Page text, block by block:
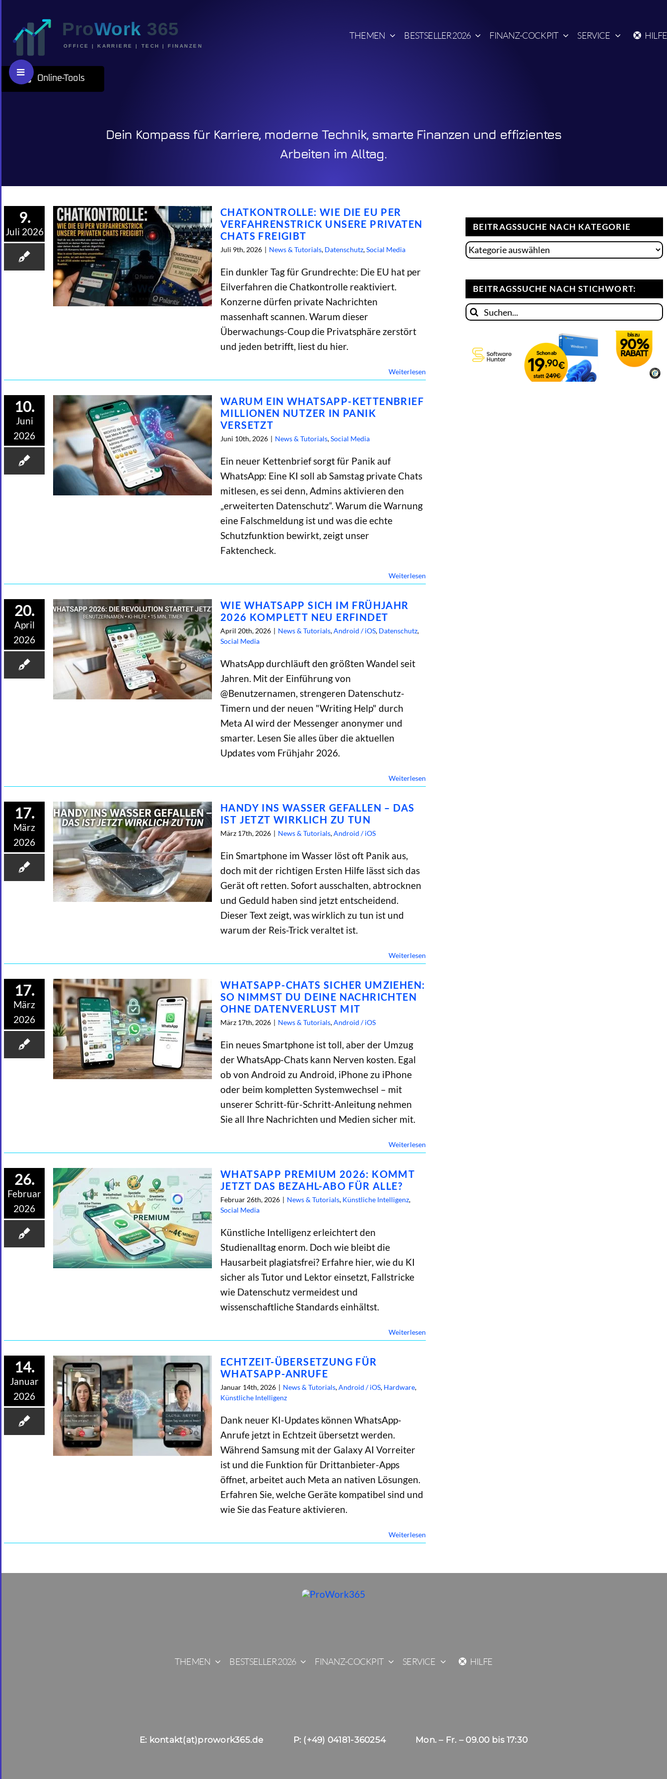
content
THEMEN BESTSELLER 2026 FINANZ-COCKPIT SERVICE HILFE
Online-Tools
Dein Kompass für Karriere, moderne Technik, smarte Finanzen und effizientes
Arbeiten im Alltag.
9.
Juli 2026
CHATKONTROLLE: WIE DIE EU PER
VERFAHRENSTRICK UNSERE PRIVATEN
CHATS FREIGIBT
Juli 9th, 2026 | News & Tutorials, Datenschutz,Social Media
Ein dunkler Tag für Grundrechte: Die EU hat per
Eilverfahren die Chatkontrolle reaktiviert.
Konzerne dürfen private Nachrichten
massenhaft scannen. Warum dieser
Überwachungs-Coup die Privatsphäre zerstört
und jeden betrifft, liest du hier.
Weiterlesen
10.
Juni
2026
WARUM EIN WHATSAPP-KETTENBRIEF
MILLIONEN NUTZER IN PANIK
VERSETZT
Juni 10th, 2026 | News & Tutorials,Social Media
Ein neuer Kettenbrief sorgt für Panik auf
WhatsApp: Eine KI soll ab Samstag private Chats
mitlesen, es sei denn, Admins aktivieren den
„erweiterten Datenschutz“. Warum die Warnung
eine Falschmeldung ist und was die echte
Schutzfunktion bewirkt, zeigt unser
Faktencheck.
Weiterlesen
20.
April
2026
WIE WHATSAPP SICH IM FRÜHJAHR
2026 KOMPLETT NEU ERFINDET
April 20th, 2026 | News & Tutorials,Android / iOS, Datenschutz,
Social Media
WhatsApp durchläuft den größten Wandel seit
Jahren. Mit der Einführung von
@Benutzernamen, strengeren Datenschutz-
Timern und der neuen "Writing Help" durch
Meta AI wird der Messenger anonymer und
smarter. Lesen Sie alles über die aktuellen
Updates vom Frühjahr 2026.
Weiterlesen
17.
März
2026
HANDY INS WASSER GEFALLEN – DAS
IST JETZT WIRKLICH ZU TUN
März 17th, 2026 | News & Tutorials,Android / iOS
Ein Smartphone im Wasser löst oft Panik aus,
doch mit der richtigen Ersten Hilfe lässt sich das
Gerät oft retten. Sofort ausschalten, abtrocknen
und Geduld haben sind jetzt entscheidend.
Dieser Text zeigt, was wirklich zu tun ist und
warum der Reis-Trick veraltet ist.
Weiterlesen
17.
März
2026
WHATSAPP-CHATS SICHER UMZIEHEN:
SO NIMMST DU DEINE NACHRICHTEN
OHNE DATENVERLUST MIT
März 17th, 2026 | News & Tutorials,Android / iOS
Ein neues Smartphone ist toll, aber der Umzug
der WhatsApp-Chats kann Nerven kosten. Egal
ob von Android zu Android, iPhone zu iPhone
oder beim kompletten Systemwechsel – mit
unserer Schritt-für-Schritt-Anleitung nehmen
Sie all Ihre Nachrichten und Medien sicher mit.
Weiterlesen
26.
Februar
2026
WHATSAPP PREMIUM 2026: KOMMT
JETZT DAS BEZAHL-ABO FÜR ALLE?
Februar 26th, 2026 | News & Tutorials, Künstliche Intelligenz,
Social Media
Künstliche Intelligenz erleichtert den
Studienalltag enorm. Doch wie bleibt die
Hausarbeit plagiatsfrei? Erfahre hier, wie du KI
sicher als Tutor und Lektor einsetzt, Fallstricke
wie Datenschutz vermeidest und
wissenschaftliche Standards einhältst.
Weiterlesen
14.
Januar
2026
ECHTZEIT-ÜBERSETZUNG FÜR
WHATSAPP-ANRUFE
Januar 14th, 2026 | News & Tutorials,Android / iOS, Hardware,
Künstliche Intelligenz
Dank neuer KI-Updates können WhatsApp-
Anrufe jetzt in Echtzeit übersetzt werden.
Während Samsung mit der Galaxy AI Vorreiter
ist und die Funktion für Drittanbieter-Apps
öffnet, arbeitet auch Meta an nativen Lösungen.
Erfahren Sie, welche Geräte kompatibel sind und
wie Sie das Feature aktivieren.
Weiterlesen
BEITRAGSSUCHE NACH KATEGORIE
Beitragssuche
Kategorie
BEITRAGSSUCHE NACH STICHWORT:
Suche
THEMEN BESTSELLER 2026 FINANZ-COCKPIT SERVICE HILFE
E: kontakt(at)prowork365.de P: (+49) 04181-360254 Mon. – Fr. – 09.00 bis 17:30
Toggle
Sliding